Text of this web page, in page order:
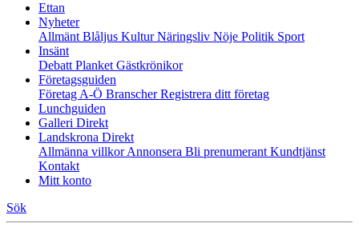
Ettan
Nyheter
Allmänt Blåljus KulturNäringsliv Nöje Politik Sport
Insänt
Debatt Planket Gästkrönikor
Företagsguiden
Företag A-Ö BranscherRegistrera ditt företag
Lunchguiden
Galleri Direkt
Landskrona Direkt
Allmänna villkorAnnonsera Bli prenumerant Kundtjänst
Kontakt
Mitt konto
Sök